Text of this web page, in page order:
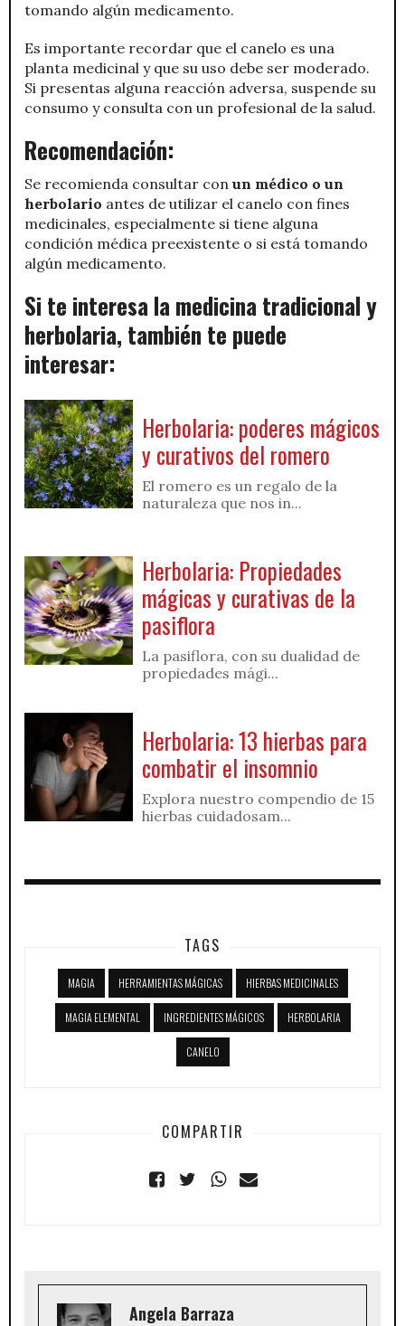
tomando algún medicamento.
Es importante recordar que el canelo es una
planta medicinal y que su uso debe ser moderado.
Si presentas alguna reacción adversa, suspende su
consumo y consulta con un profesional de la salud.
Recomendación:
Se recomienda consultar con un médico o un
herbolario antes de utilizar el canelo con fines
medicinales, especialmente si tiene alguna
condición médica preexistente o si está tomando
algún medicamento.
Si te interesa la medicina tradicional y
herbolaria, también te puede
interesar:
Herbolaria: poderes mágicos
y curativos del romero
El romero es un regalo de la
naturaleza que nos in...
Herbolaria: Propiedades
mágicas y curativas de la
pasiflora
La pasiflora, con su dualidad de
propiedades mági...
Herbolaria: 13 hierbas para
combatir el insomnio
Explora nuestro compendio de 15
hierbas cuidadosam...
TAGS
MAGIA HERRAMIENTAS MÁGICAS HIERBAS MEDICINALES
MAGIA ELEMENTAL INGREDIENTES MÁGICOS HERBOLARIA
CANELO
COMPARTIR
Angela Barraza